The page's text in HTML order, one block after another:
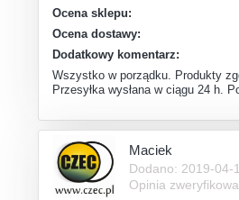
Ocena sklepu:
Ocena dostawy:
Dodatkowy komentarz:
Wszystko w porządku. Produkty
Przesyłka wysłana w ciągu 24 h.
Maciek
Dodano: 2019-04-
Opinia